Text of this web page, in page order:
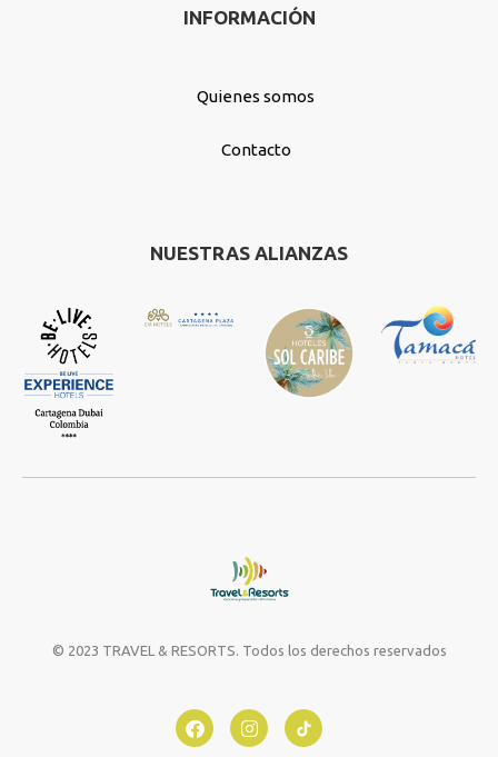
INFORMACIÓN
Quienes somos
Contacto
NUESTRAS ALIANZAS
© 2023 TRAVEL & RESORTS. Todos los derechos reservados